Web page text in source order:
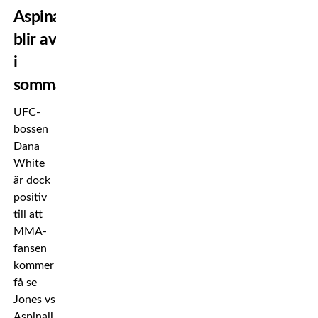
Aspinall
blir av
i
sommar
UFC-
bossen
Dana
White
är dock
positiv
till att
MMA-
fansen
kommer
få se
Jones vs